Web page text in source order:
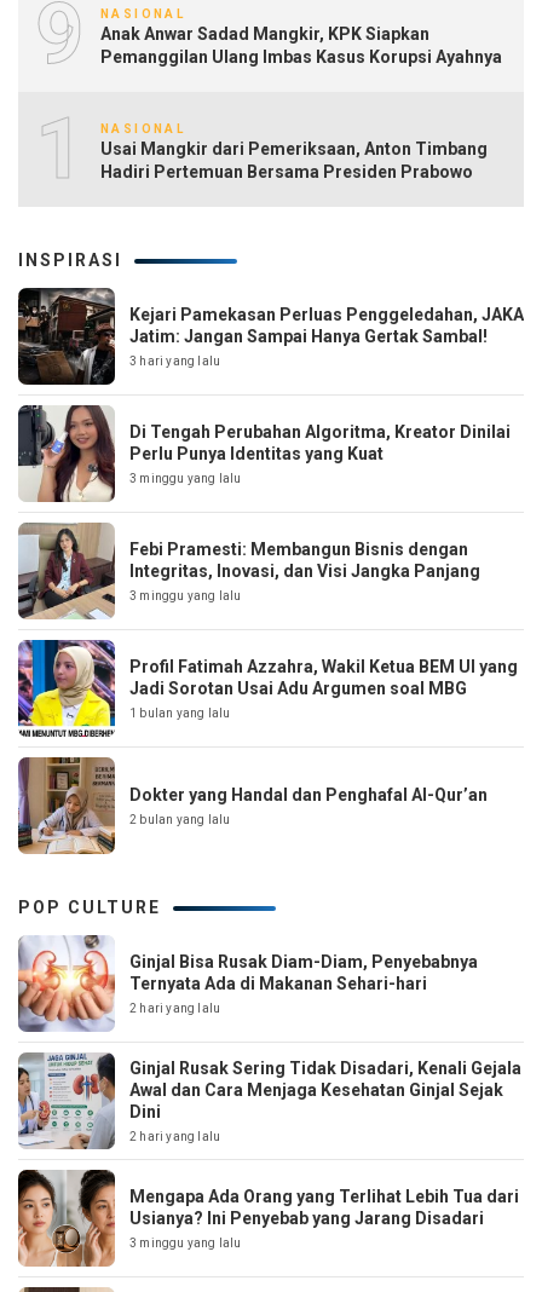
9 NASIONAL
Anak Anwar Sadad Mangkir, KPK Siapkan
Pemanggilan Ulang Imbas Kasus Korupsi Ayahnya
10NASIONAL
Usai Mangkir dari Pemeriksaan, Anton Timbang
Hadiri Pertemuan Bersama Presiden Prabowo
INSPIRASI
Kejari Pamekasan Perluas Penggeledahan, JAKA
Jatim: Jangan Sampai Hanya Gertak Sambal!
3 hari yang lalu
Di Tengah Perubahan Algoritma, Kreator Dinilai
Perlu Punya Identitas yang Kuat
3 minggu yang lalu
Febi Pramesti: Membangun Bisnis dengan
Integritas, Inovasi, dan Visi Jangka Panjang
3 minggu yang lalu
Profil Fatimah Azzahra, Wakil Ketua BEM UI yang
Jadi Sorotan Usai Adu Argumen soal MBG
1 bulan yang lalu
Dokter yang Handal dan Penghafal Al-Qur’an
2 bulan yang lalu
POP CULTURE
Ginjal Bisa Rusak Diam-Diam, Penyebabnya
Ternyata Ada di Makanan Sehari-hari
2 hari yang lalu
Ginjal Rusak Sering Tidak Disadari, Kenali Gejala
Awal dan Cara Menjaga Kesehatan Ginjal Sejak
Dini
2 hari yang lalu
Mengapa Ada Orang yang Terlihat Lebih Tua dari
Usianya? Ini Penyebab yang Jarang Disadari
3 minggu yang lalu